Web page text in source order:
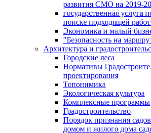
развития СМО на 2019-
государственная услуга
поиске подходящей
Экономика и малый
"Безопасность на
Архитектура и
Городские леса
Нормативы
проектирования
Топонимика
Экологическая культура
Комплексные программы
Градостроительство
Порядок признания
домом и жилого дома